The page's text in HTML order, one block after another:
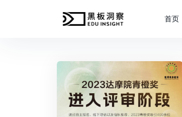
首页